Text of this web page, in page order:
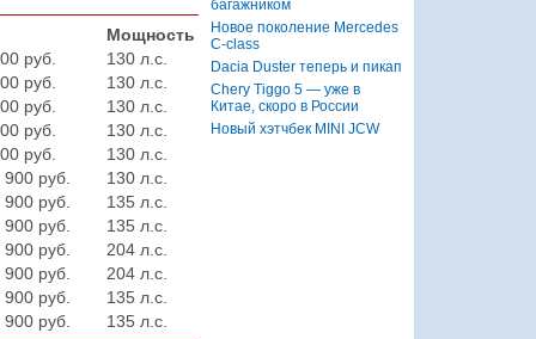
Мощность
руб.
130 л.с.
руб.
130 л.с.
руб.
130 л.с.
руб.
130 л.с.
руб.
130 л.с.
руб.
130 л.с.
руб.
135 л.с.
руб.
135 л.с.
руб.
204 л.с.
руб.
204 л.с.
руб.
135 л.с.
руб.
135 л.с.
багажником
Новое поколение Mercedes
C-class
Dacia Duster теперь и пикап
Chery Tiggo 5 — уже в
Китае, скоро в России
Новый хэтчбек MINI JCW